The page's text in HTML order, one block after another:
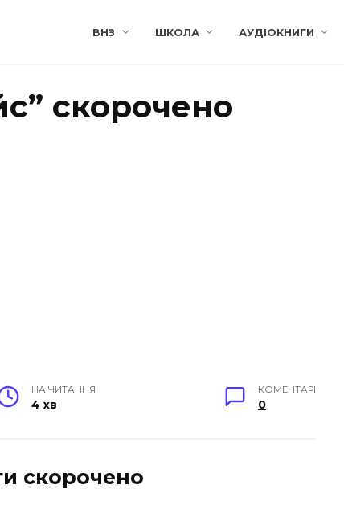
ВНЗ ШКОЛА АУДІОКНИГИ
скорочено
НА ЧИТАННЯ
4 хв
КОМЕНТАРІ
0
скорочено